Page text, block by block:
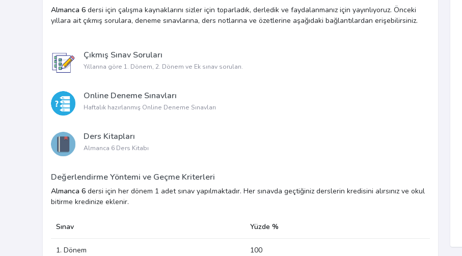
Almanca 6 dersi için çalışma kaynaklarını sizler için toparladık, derledik ve faydalanmanız için yayınlıyoruz. Önceki
yıllara ait çıkmış sorulara, deneme sınavlarına, ders notlarına ve özetlerine aşağıdaki bağlantılardan erişebilirsiniz.
Çıkmış Sınav Soruları
Yıllarına göre 1. Dönem, 2. Dönem ve Ek sınav soruları.
Online Deneme Sınavları
Haftalık hazırlanmış Online Deneme Sınavları
Ders Kitapları
Almanca 6 Ders Kitabı
Değerlendirme Yöntemi ve Geçme Kriterleri
Almanca 6 dersi için her dönem 1 adet sınav yapılmaktadır. Her sınavda geçtiğiniz derslerin kredisini alırsınız ve okul
bitirme kredinize eklenir.
Sınav Yüzde %
1. Dönem 100